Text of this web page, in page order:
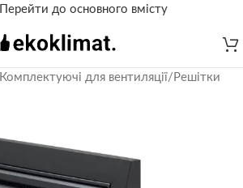
Перейти до основного вмісту
Комплектуючі для вентиляції/ Решітки